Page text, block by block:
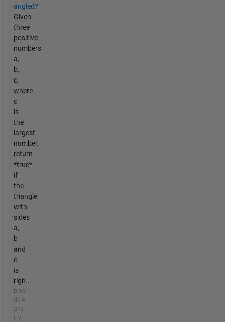
angled?
Given
three
positive
numbers
a,
b,
c,
where
c
is
the
largest
number,
return
*true*
if
the
triangle
with
sides
a,
b
and
c
is
righ...
plus
de 4
ans
il y